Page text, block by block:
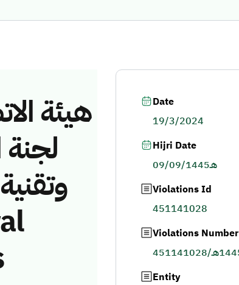
هيئة
Date
19/3/2024
Hijri Date
09/09/1445هـ
Violations Id
451141028
Violations Number
Entity